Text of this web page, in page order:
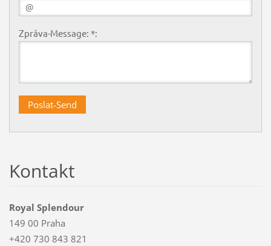
Zpráva-Message: *:
Kontakt
Royal Splendour
149 00 Praha
+420 730 843 821